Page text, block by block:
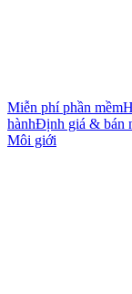
Miễn phí phần mềm
hànhĐịnh giá & bán
Môi giới